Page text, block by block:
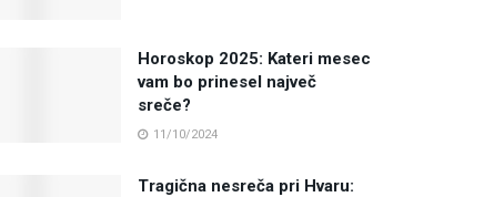
Horoskop 2025: Kateri mesec
vam bo prinesel največ
sreče?
11/10/2024
Tragična nesreča pri Hvaru: